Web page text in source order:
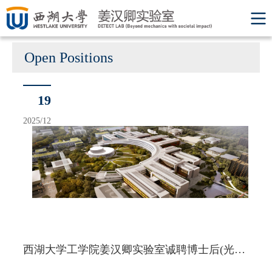
Open Positions
19
2025/12
西湖大学工学院姜汉卿实验室诚聘博士后(光学方向)